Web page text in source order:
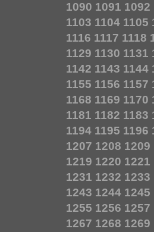
1090 1091 1092
1103 1104 1105
1116 1117 1118
1129 1130 1131
1142 1143 1144
1155 1156 1157
1168 1169 1170
1181 1182 1183
1194 1195 1196
1207 1208 1209
1219 1220 1221
1231 1232 1233
1243 1244 1245
1255 1256 1257
1267 1268 1269